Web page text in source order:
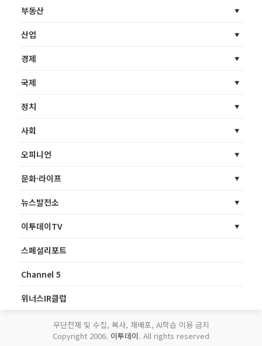
부동산
산업
경제
국제
정치
사회
오피니언
문화·라이프
뉴스발전소
이투데이TV
스페셜리포트
Channel 5
위너스IR클럽
무단전재 및 수집, 복사, 재배포, AI학습 이용 금지
Copyright 2006. 이투데이. All rights reserved